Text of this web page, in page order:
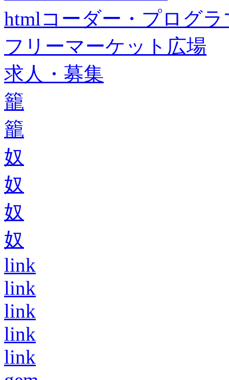
htmlコーダー・プログラ
フリーマーケット広場
求人・募集
籠
籠
奴
奴
奴
奴
link
link
link
link
link